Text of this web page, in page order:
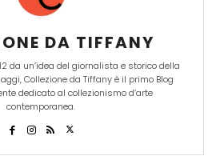
DA TIFFANY
da un’idea del giornalista e storico della
Collezione da Tiffany è il primo Blog
dedicato al collezionismo d’arte
contemporanea.